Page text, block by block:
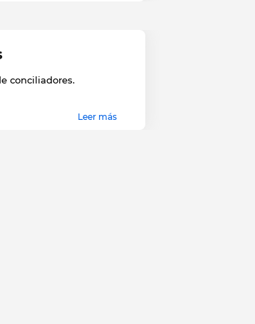
conciliadores.
Leer más